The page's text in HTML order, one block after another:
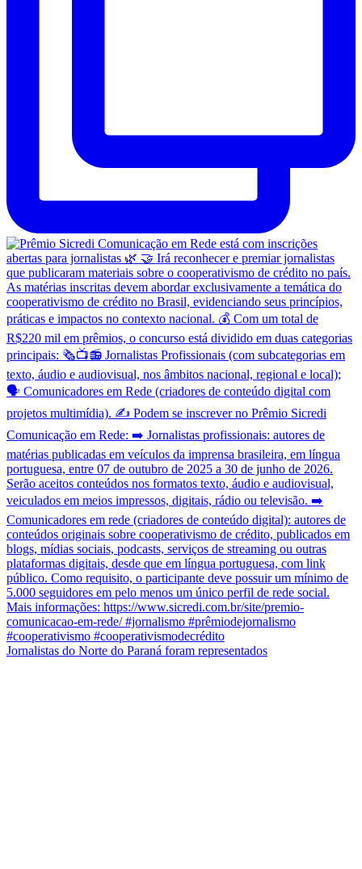
Jornalistas do Norte do Paraná foram representados